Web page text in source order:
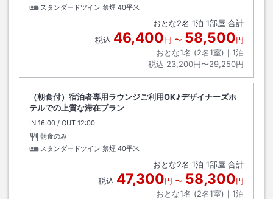
スタンダードツイン 禁煙 40平米
おとな2名 1泊 1部屋 合計
税込 46,400円 〜 58,500円
おとな1名 (2名1室)｜ 1泊
税込 23,200円〜29,250円
（朝食付）宿泊者専用ラウンジご利用OK♪デザイナーズホ
テルでの上質な滞在プラン
IN チェックイン
16:00 / OUT チェックアウト
12:00
朝食のみ
スタンダードツイン 禁煙 40平米
おとな2名 1泊 1部屋 合計
税込 47,300円 〜 58,300円
おとな1名 (2名1室)｜ 1泊